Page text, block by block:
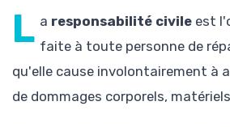
L a responsabilité civile est
faite à toute personne de
qu'elle cause involontairement à
de dommages corporels,